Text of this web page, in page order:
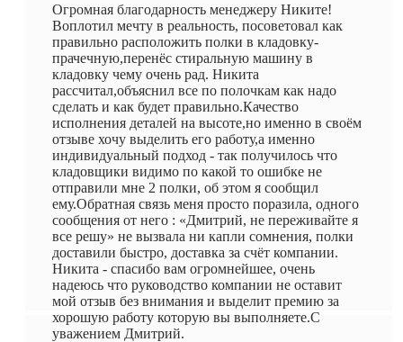
Огромная благодарность менеджеру Никите!
Воплотил мечту в реальность, посоветовал как
правильно расположить полки в кладовку-
прачечную,перенёс стиральную машину в
кладовку чему очень рад. Никита
рассчитал,объяснил все по полочкам как надо
сделать и как будет правильно.Качество
исполнения деталей на высоте,но именно в своём
отзыве хочу выделить его работу,а именно
индивидуальный подход - так получилось что
кладовщики видимо по какой то ошибке не
отправили мне 2 полки, об этом я сообщил
ему.Обратная связь меня просто поразила, одного
сообщения от него : «Дмитрий, не переживайте я
все решу» не вызвала ни капли сомнения, полки
доставили быстро, доставка за счёт компании.
Никита - спасибо вам огромнейшее, очень
надеюсь что руководство компании не оставит
мой отзыв без внимания и выделит премию за
хорошую работу которую вы выполняете.С
уважением Дмитрий.